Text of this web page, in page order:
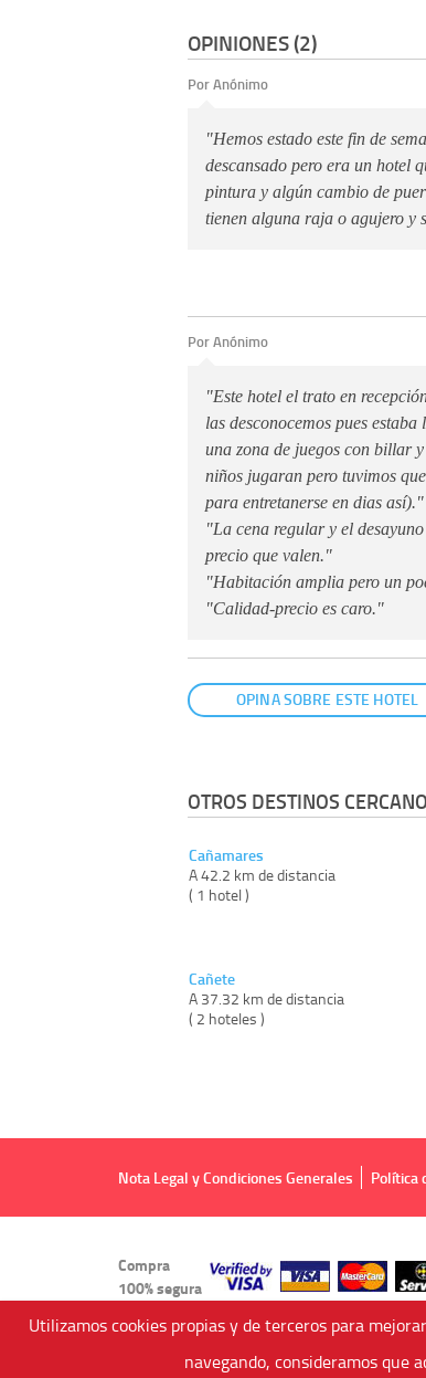
OPINIONES (2)
Por Anónimo
"Hemos estado este fin de
descansado pero era un hotel
pintura y algún cambio de
tienen alguna raja o agujero y
Por Anónimo
"Este hotel el trato en
las desconocemos pues
una zona de juegos con billar
niños jugaran pero tuvimos
para entretanerse en dias así)."
"La cena regular y el
precio que valen."
"Habitación amplia pero un
"Calidad-precio es caro."
OPINA SOBRE ESTE HOTEL
OTROS DESTINOS
Cañamares
A 42.2 km de distancia
( 1 hotel )
Cañete
A 37.32 km de distancia
( 2 hoteles )
Nota Legal y Condiciones Generales Política
Compra
100% segura
Viajes
Utilizamos cookies propias y de terceros para
navegando, consideramos que